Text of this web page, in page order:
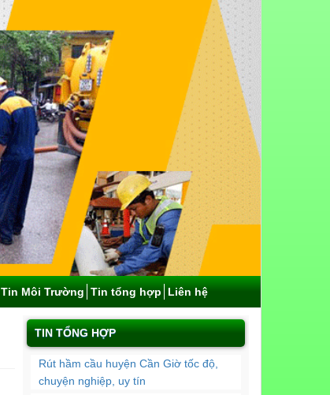
Tin Môi Trường Tin tổng hợp Liên hệ
TIN TỔNG HỢP
Rút hầm cầu huyện Cần Giờ tốc độ,
chuyện nghiệp, uy tín